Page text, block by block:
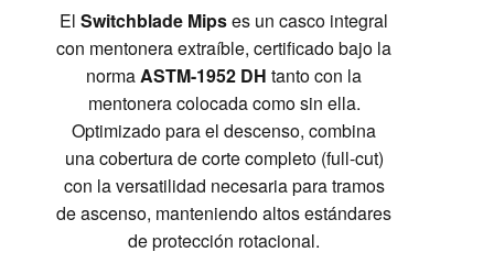
ElSwitchblade Mipses un casco integral
con mentonera extraíble, certificado bajo la
normaASTM-1952 DH tanto con la
mentonera colocada como sin ella.
Optimizado para el descenso, combina
una cobertura de corte completo (full-cut)
con la versatilidad necesaria para tramos
de ascenso, manteniendo altos estándares
de protección rotacional.